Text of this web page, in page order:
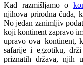
Kad razmišljamo o
njihova prirodna čuda,
No jedan zanimljiv
koji kontinent zapravo
upravo ovaj kontinent,
safarije i egzotiku,
priznatih država, njih